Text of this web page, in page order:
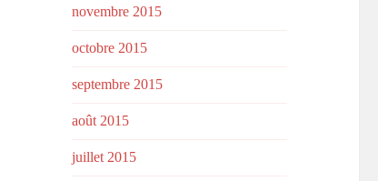
novembre 2015
octobre 2015
septembre 2015
août 2015
juillet 2015